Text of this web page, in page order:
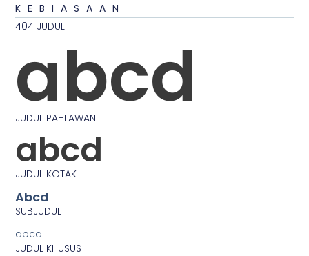
KEBIASAAN
404 JUDUL
abcd
JUDUL PAHLAWAN
abcd
JUDUL KOTAK
Abcd
SUBJUDUL
abcd
JUDUL KHUSUS